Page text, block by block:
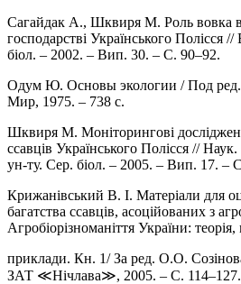
Сагайдак А., Шквиря М. Роль вовка
господарстві Українського Полісся
біол. – 2002. – Вип. 30. – С. 90–92.
Одум Ю. Основы экологии / Под
Мир, 1975. – 738 с.
Шквиря М. Моніторингові
ссавців Українського Полісся //
ун-ту. Сер. біол. – 2005. – Вип. 17. –
Крижанівський В. І. Матеріали для
багатства ссавців, асоційованих з
Агробіорізноманіття України:
приклади. Кн. 1/ За ред. О.О.
ЗАТ ≪Нічлава≫, 2005. – С. 114–127.